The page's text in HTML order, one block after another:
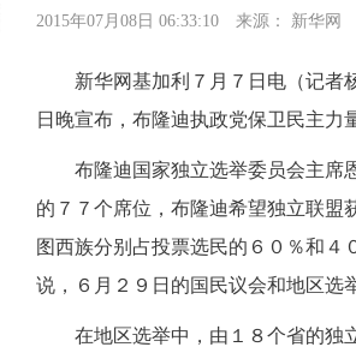
2015年07月08日 06:33:10 来源： 新华网
新华网基加利７月７日电（记者
日晚宣布，布隆迪执政党保卫民主
布隆迪国家独立选举委员会主席恩
的７７个席位，布隆迪希望独立联盟
图西族分别占投票选民的６０％和４
说，６月２９日的国民议会和地区选
在地区选举中，由１８个省的独